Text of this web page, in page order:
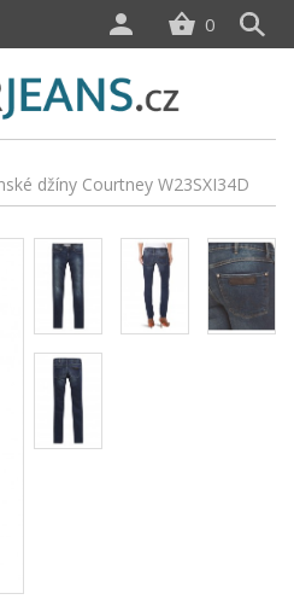
džíny Courtney W23SXI34D
0